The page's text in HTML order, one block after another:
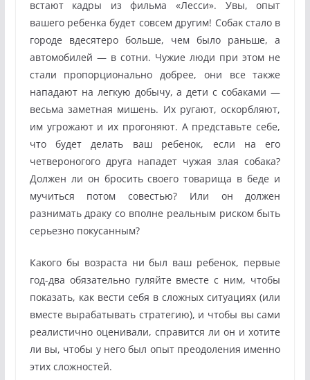
встают кадры из фильма «Лесси». Увы, опыт
вашего ребенка будет совсем другим! Собак стало в
городе вдесятеро больше, чем было раньше, а
автомобилей — в сотни. Чужие люди при этом не
стали пропорционально добрее, они все также
нападают на легкую добычу, а дети с собаками —
весьма заметная мишень. Их ругают, оскорбляют,
им угрожают и их прогоняют. А представьте себе,
что будет делать ваш ребенок, если на его
четвероногого друга нападет чужая злая собака?
Должен ли он бросить своего товарища в беде и
мучиться потом совестью? Или он должен
разнимать драку со вполне реальным риском быть
серьезно покусанным?
Какого бы возраста ни был ваш ребенок, первые
год-два обязательно гуляйте вместе с ним, чтобы
показать, как вести себя в сложных ситуациях (или
вместе вырабатывать стратегию), и чтобы вы сами
реалистично оценивали, справится ли он и хотите
ли вы, чтобы у него был опыт преодоления именно
этих сложностей.